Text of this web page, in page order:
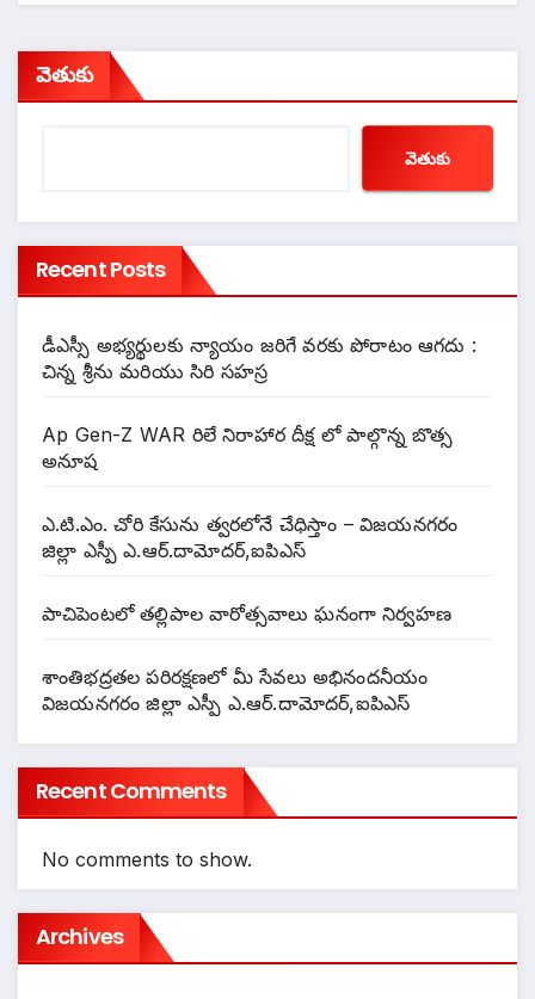
వెతుకు
వెతుకు
Recent Posts
డీఎస్సీ అభ్యర్థులకు న్యాయం జరిగే వరకు పోరాటం ఆగదు :
చిన్న శ్రీను మరియు సిరి సహస్ర
Ap Gen-Z WAR రిలే నిరాహార దీక్ష లో పాల్గొన్న బొత్స
అనూష
ఎ.టి.ఎం. చోరి కేసును త్వరలోనే చేధిస్తాం – విజయనగరం
జిల్లా ఎస్పీ ఎ.ఆర్.దామోదర్,ఐపిఎస్
పాచిపెంటలో తల్లిపాల వారోత్సవాలు ఘనంగా నిర్వహణ
శాంతిభద్రతల పరిరక్షణలో మీ సేవలు అభినందనీయం
విజయనగరం జిల్లా ఎస్పీ ఎ.ఆర్.దామోదర్,ఐపిఎస్
Recent Comments
No comments to show.
Archives